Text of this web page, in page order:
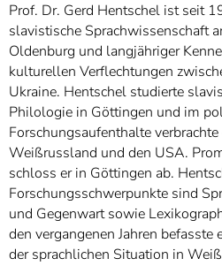
Prof. Dr. Gerd Hentschel ist seit
slavistische Sprachwissenschaft
Oldenburg und langjähriger
kulturellen Verflechtungen
Ukraine. Hentschel studierte
Philologie in Göttingen und im
Forschungsaufenthalte
Weißrussland und den USA.
schloss er in Göttingen ab.
Forschungsschwerpunkte sind
und Gegenwart sowie
den vergangenen Jahren
der sprachlichen Situation in